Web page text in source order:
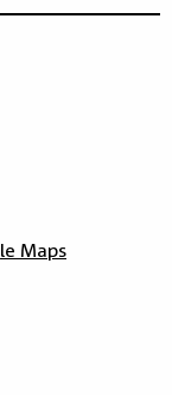
Maps